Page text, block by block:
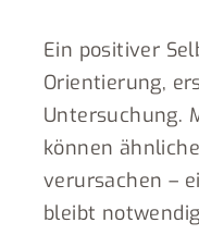
Ein positiver
Orientierung,
Untersuchung.
können
verursachen –
bleibt